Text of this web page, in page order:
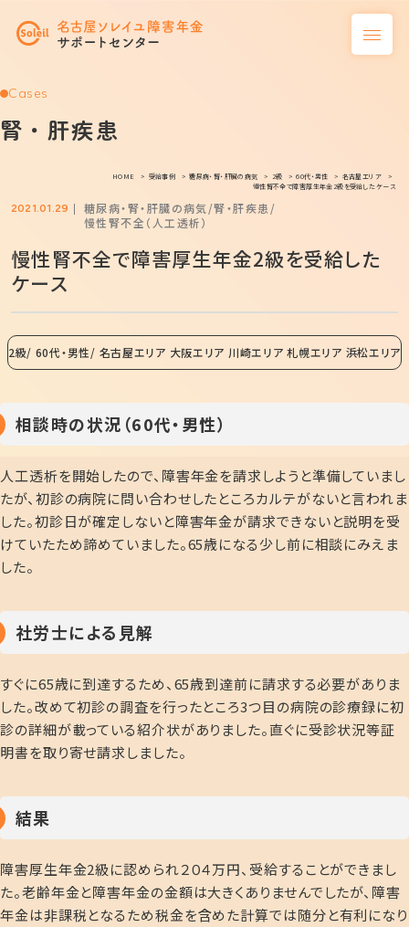
Cases
腎・肝疾患
HOME 受給事例 糖尿病・腎・肝臓の病気 2級 60代・男性
名古屋エリア
慢性腎不全で障害厚生年金2級を受給したケース
2021.01.29 糖尿病・腎・肝臓の病気 腎・肝疾患
慢性腎不全（人工透析）
慢性腎不全で障害厚生年金2級を受給した
ケース
2級 60代・男性 名古屋エリア 大阪エリア 川崎エリア 札幌エリア 浜松エリア
相談時の状況（60代・男性）
人工透析を開始したので、障害年金を請求しようと準備していまし
たが、初診の病院に問い合わせしたところカルテがないと言われま
した。初診日が確定しないと障害年金が請求できないと説明を受
けていたため諦めていました。65歳になる少し前に相談にみえま
した。
社労士による見解
すぐに65歳に到達するため、65歳到達前に請求する必要がありま
した。改めて初診の調査を行ったところ3つ目の病院の診療録に初
診の詳細が載っている紹介状がありました。直ぐに受診状況等証
明書を取り寄せ請求しました。
結果
障害厚生年金2級に認められ２０４万円、受給することができまし
た。老齢年金と障害年金の金額は大きくありませんでしたが、障害
年金は非課税となるため税金を含めた計算では随分と有利になり